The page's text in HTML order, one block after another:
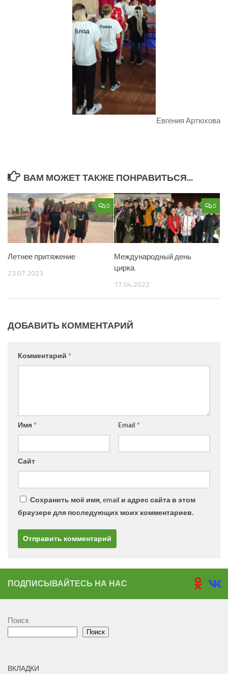
Евгения Артюхова
ВАМ МОЖЕТ ТАКЖЕ ПОНРАВИТЬСЯ...
0
Летнее притяжение
23.07.2023
0
Международный день
цирка.
17.04.2022
ДОБАВИТЬ КОММЕНТАРИЙ
Комментарий *
Имя* Email *
Сайт
Сохранить моё имя, email и адрес сайта в этом
браузере для последующих моих комментариев.
ПОДПИСЫВАЙТЕСЬ НА НАС
Поиск
Поиск
ВКЛАДКИ